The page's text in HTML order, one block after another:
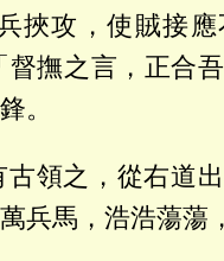
挾攻，使賊接
撫之言，正合
。
領之，從右道
兵馬，浩浩蕩蕩